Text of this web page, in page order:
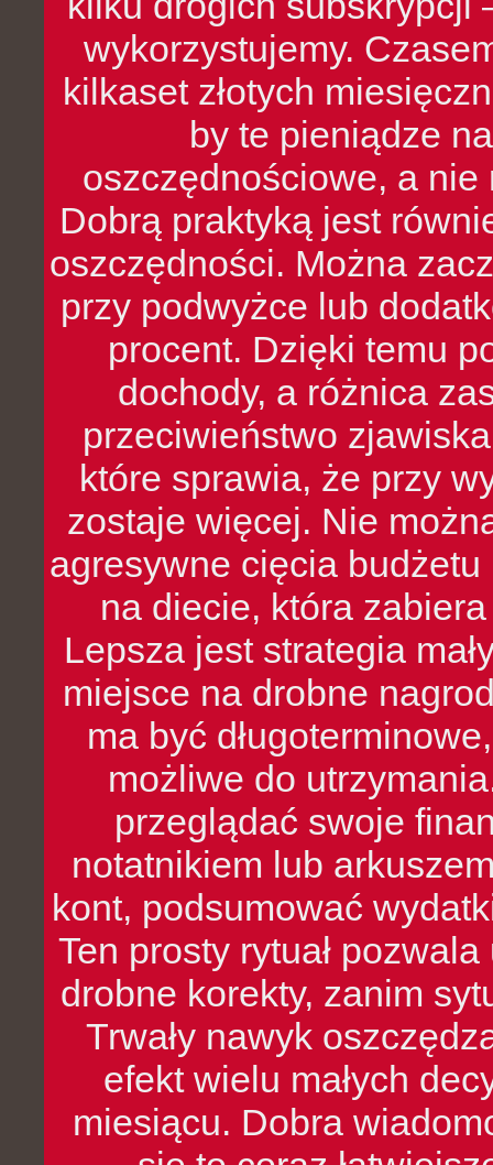
wykorzystujemy.
kilkaset złotych
by te pieniądze
oszczędnościowe, a nie
Dobrą praktyką jest
oszczędności. Można
przy podwyżce lub
procent. Dzięki temu
dochody, a różnica
przeciwieństwo
które sprawia, że przy
zostaje więcej. Nie
agresywne cięcia
na diecie, która
Lepsza jest strategia
miejsce na drobne
ma być
możliwe do
przeglądać swoje
notatnikiem lub
kont, podsumować
Ten prosty rytuał
drobne korekty, zanim
Trwały nawyk
efekt wielu małych
miesiącu. Dobra